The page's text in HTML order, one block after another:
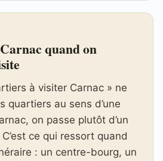
quand on
à visiter Carnac » ne
quartiers au sens d’une
on passe plutôt d’un
ce qui ressort quand
: un centre-bourg, un